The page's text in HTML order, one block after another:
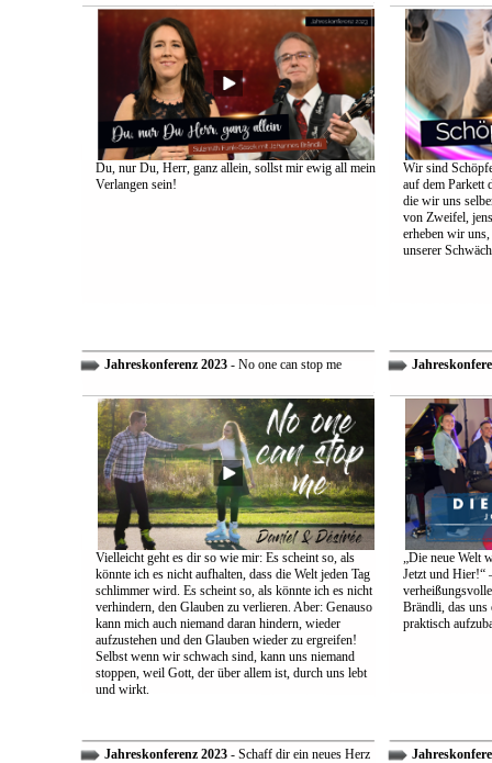
Du, nur Du, Herr, ganz allein, sollst mir ewig all mein
Verlangen sein!
Wir sind
auf dem Parkett
die wir uns
von Zweifel,
erheben wir
unserer
Jahreskonferenz 2023- No one can stop me
Vielleicht geht es dir so wie mir: Es scheint so, als
könnte ich es nicht aufhalten, dass die Welt jeden Tag
schlimmer wird. Es scheint so, als könnte ich es nicht
verhindern, den Glauben zu verlieren. Aber: Genauso
kann mich auch niemand daran hindern, wieder
aufzustehen und den Glauben wieder zu ergreifen!
Selbst wenn wir schwach sind, kann uns niemand
stoppen, weil Gott, der über allem ist, durch uns lebt
und wirkt.
„Die neue Welt
Jetzt und Hier!“
Brändli, das uns
praktisch
Jahreskonferenz 2023- Schaff dir ein neues Herz